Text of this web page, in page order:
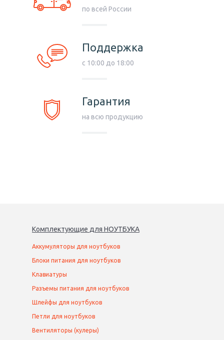
по всей России
Поддержка
c 10:00 до 18:00
Гарантия
на всю продукцию
Комплектующие для НОУТБУКА
Аккумуляторы для ноутбуков
Блоки питания для ноутбуков
Клавиатуры
Разъемы питания для ноутбуков
Шлейфы для ноутбуков
Петли для ноутбуков
Вентиляторы (кулеры)